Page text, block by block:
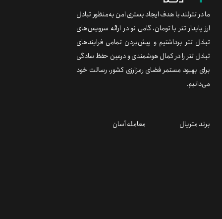
ما در تترلند با هدف ایجاد بستری امن به‌منظور تبادل
ارز پایدار تتر با تومان، گامی نو در ارائه سرویس‌های
تبادل تتر برداشتیم و پیش‌بردن تمامی فرایندهای
تبادل تتر را در کمال هوشمندی و درعین حفظ سادگی
برای بهبود مستمر فضای رمزارزی کشور، رسالت خود
می‌دانیم.
برند متریال معامله آسان